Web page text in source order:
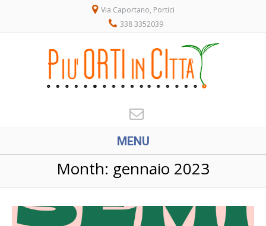
Via Caportano, Portici
338 3352039
MENU
Month: gennaio 2023